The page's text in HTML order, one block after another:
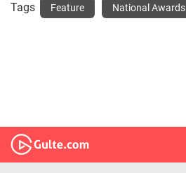
Tags Feature National Awards